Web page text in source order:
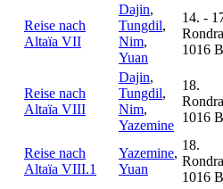
Reise nach
Altaïa VII
Dajin,
Tungdil,
Nim,
Yuan
14. -
Rondra
1016
Reise nach
Altaïa VIII
Dajin,
Tungdil,
Nim,
Yazemine
18.
Rondra
1016
Reise nach
Altaïa VIII.1
Yazemine,
Yuan
18.
Rondra
1016